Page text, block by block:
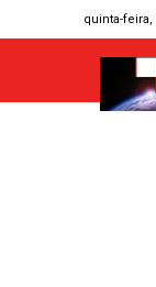
quinta-feira,